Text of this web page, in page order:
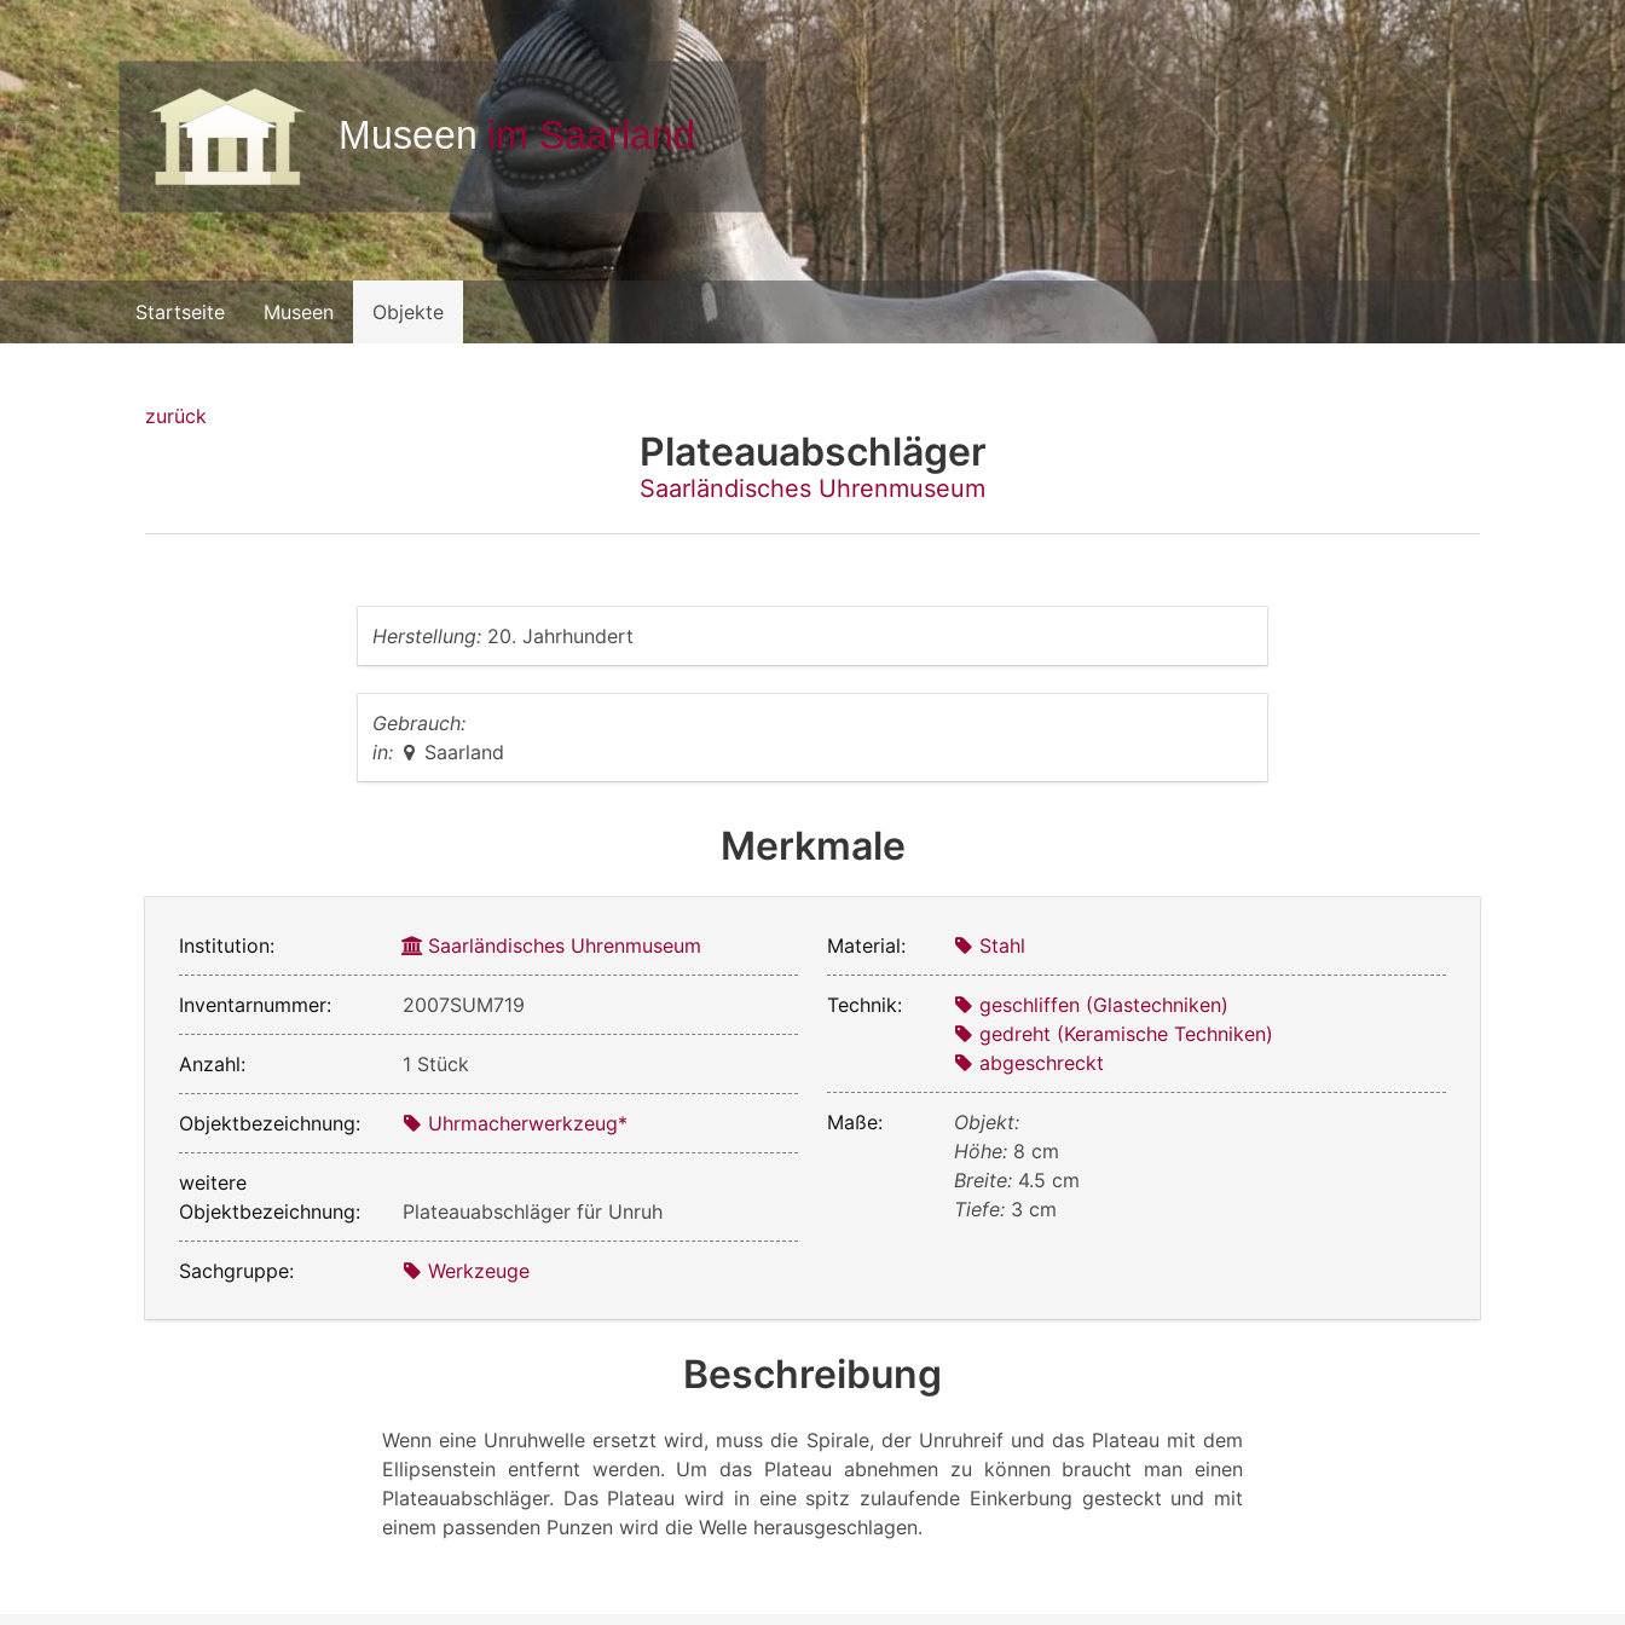
Startseite Museen Objekte
zurück
Plateauabschläger
Saarländisches Uhrenmuseum
Herstellung: 20. Jahrhundert
Gebrauch:
in:
Saarland
Merkmale
Institution: Saarländisches Uhrenmuseum
Inventarnummer: 2007SUM719
Anzahl: 1 Stück
Objektbezeichnung: Uhrmacherwerkzeug*
weitere
Objektbezeichnung:
Plateauabschläger für Unruh
Sachgruppe: Werkzeuge
Material: Stahl
Technik:
geschliffen (Glastechniken)
gedreht (Keramische Techniken)
abgeschreckt
Maße:
Objekt:
Höhe: 8 cm
Breite: 4.5 cm
Tiefe: 3 cm
Beschreibung
Wenn eine Unruhwelle ersetzt wird, muss die Spirale, der Unruhreif und das Plateau mit dem
Ellipsenstein entfernt werden. Um das Plateau abnehmen zu können braucht man einen
Plateauabschläger. Das Plateau wird in eine spitz zulaufende Einkerbung gesteckt und mit
einem passenden Punzen wird die Welle herausgeschlagen.